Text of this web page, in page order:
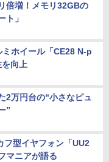
倍増！メモリ32GBの
ト」
ホイール「CE28 N-p
向上
2万円台の“小さなピュ
”
フ型イヤフォン「UU2
マニアが語る